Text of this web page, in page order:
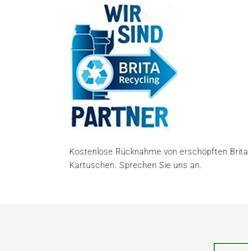
Kostenlose Rücknahme von erschöpften Brita
Kartuschen. Sprechen Sie uns an.